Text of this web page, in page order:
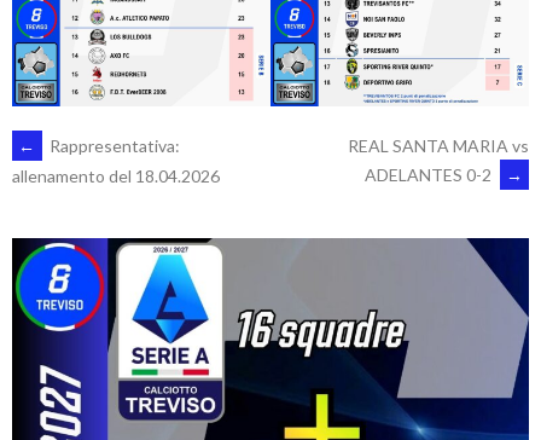
POST
NAVIGATION
←
Rappresentativa:
allenamento del 18.04.2026
REAL SANTA MARIA vs
ADELANTES 0-2
→